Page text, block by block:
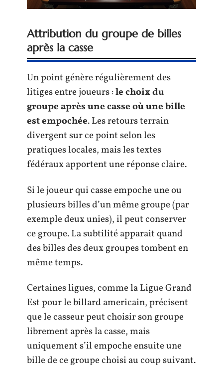
Attribution du groupe de billes
après la casse
Un point génère régulièrement des
litiges entre joueurs :le choix du
groupe après une casse où une bille
est empochée. Les retours terrain
divergent sur ce point selon les
pratiques locales, mais les textes
fédéraux apportent une réponse claire.
Si le joueur qui casse empoche une ou
plusieurs billes d’un même groupe (par
exemple deux unies), il peut conserver
ce groupe. La subtilité apparait quand
des billes des deux groupes tombent en
même temps.
Certaines ligues, comme la Ligue Grand
Est pour le billard americain, précisent
que le casseur peut choisir son groupe
librement après la casse, mais
uniquement s’il empoche ensuite une
bille de ce groupe choisi au coup suivant.